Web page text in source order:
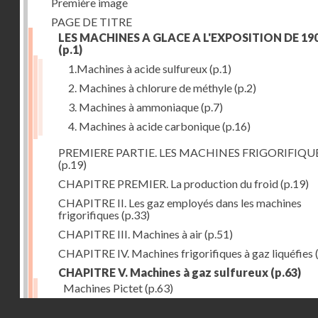
PAGE DE TITRE
LES MACHINES A GLACE A L'EXPOSITION DE
(p.1)
1.Machines à acide sulfureux(p.1)
2. Machines à chlorure de méthyle(p.2)
3. Machines à ammoniaque(p.7)
4. Machines à acide carbonique(p.16)
PREMIERE PARTIE. LES MACHINES
(p.19)
CHAPITRE PREMIER. La production du froid(p.19)
CHAPITRE II. Les gaz employés dans les machines
frigorifiques (p.33)
CHAPITRE III. Machines à air(p.51)
CHAPITRE IV. Machines frigorifiques à gaz liquéfies
CHAPITRE V. Machines à gaz sulfureux (p.63)
Machines Pictet(p.63)